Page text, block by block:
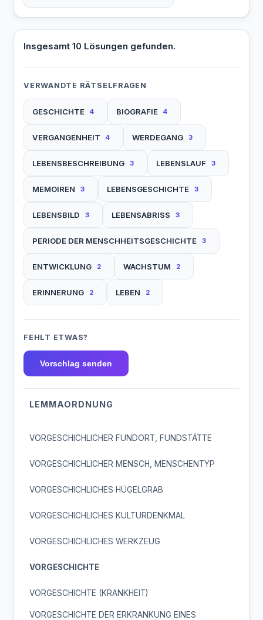
Insgesamt 10 Lösungen gefunden.
VERWANDTE RÄTSELFRAGEN
GESCHICHTE 4 BIOGRAFIE 4
VERGANGENHEIT 4 WERDEGANG 3
LEBENSBESCHREIBUNG 3 LEBENSLAUF 3
MEMOIREN 3 LEBENSGESCHICHTE 3
LEBENSBILD 3 LEBENSABRISS 3
PERIODE DER MENSCHHEITSGESCHICHTE 3
ENTWICKLUNG 2 WACHSTUM 2
ERINNERUNG 2 LEBEN 2
FEHLT ETWAS?
Vorschlag senden
LEMMAORDNUNG
VORGESCHICHLICHER FUNDORT, FUNDSTÄTTE
VORGESCHICHLICHER MENSCH, MENSCHENTYP
VORGESCHICHLICHES HÜGELGRAB
VORGESCHICHLICHES KULTURDENKMAL
VORGESCHICHLICHES WERKZEUG
VORGESCHICHTE
VORGESCHICHTE (KRANKHEIT)
VORGESCHICHTE DER ERKRANKUNG EINES